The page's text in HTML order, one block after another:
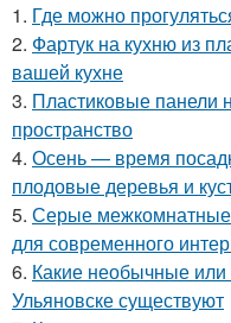
1. Где можно
2. Фартук на кухню из
вашей кухне
3. Пластиковые панели
пространство
4. Осень — время
плодовые деревья и
5. Серые
для современного
6. Какие необычные
Ульяновске существуют